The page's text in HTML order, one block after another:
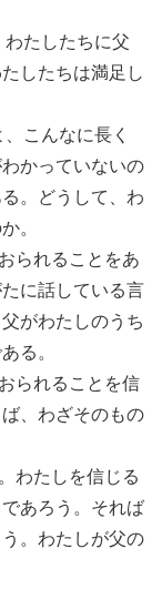
たしたちに父
したちは満足し
こんなに長く
かっていないの
。どうして、わ
。
られることをあ
に話している言
がわたしのうち
る。
られることを信
、わざそのもの
わたしを信じる
あろう。それば
。わたしが父の